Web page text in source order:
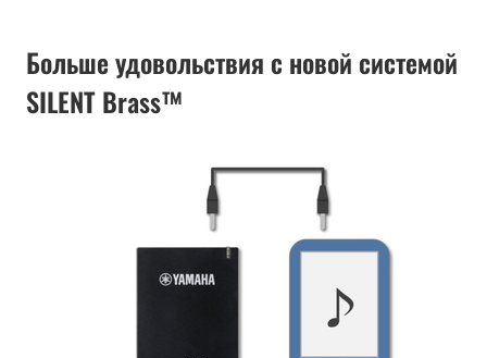
Больше удовольствия с новой системой
SILENT Brass™